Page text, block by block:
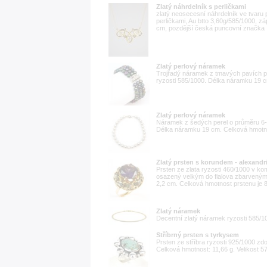
Zlatý náhrdelník s perličkami
zlatý neosecesní náhrdelník ve tvaru
perličkami, Au btto 3,60g/585/1000,
cm, pozdější česká puncovní značka
Zlatý perlový náramek
Trojřadý náramek z tmavých pavích
ryzosti 585/1000. Délka náramku 19
Zlatý perlový náramek
Náramek z šedých perel o průměru
Délka náramku 19 cm. Celková
Zlatý prsten s korundem -
Prsten ze zlata ryzosti 460/1000 v
osazený velkým do fialova
2,2 cm. Celková hmotnost prstenu je
Zlatý náramek
Decentní zlatý náramek ryzosti 585/
Stříbrný prsten s tyrkysem
Prsten ze stříbra ryzosti 925/1000
Celková hmotnost: 11,66 g. Velikost